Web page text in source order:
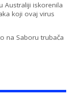
Australiji iskorenila
koji ovaj virus
na Saboru trubača